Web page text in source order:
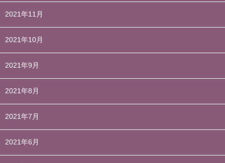
2021年11月
2021年10月
2021年9月
2021年8月
2021年7月
2021年6月